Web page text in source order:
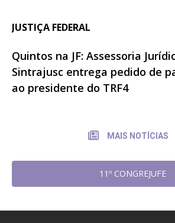
JUSTIÇA FEDERAL
Quintos na JF: Assessoria
Sintrajusc entrega pedido de
ao presidente do TRF4
MAIS NOTÍCIAS
11º CONGREJUFE